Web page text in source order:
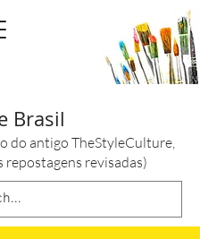
Brasil
do antigo TheStyleCulture,
repostagens revisadas)